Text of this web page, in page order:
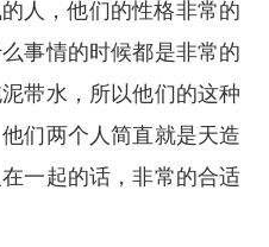
人，他们的性格非常的
事情的时候都是非常的
带水，所以他们的这种
们两个人简直就是天造
一起的话，非常的合适